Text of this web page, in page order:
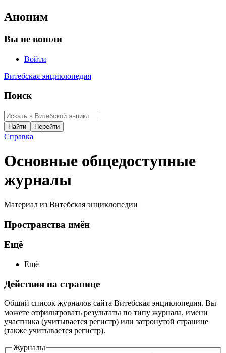
Аноним
Вы не вошли
Войти
Витебская энциклопедия
Поиск
Справка
Основные общедоступные
журналы
Материал из Витебская энциклопедии
Пространства имён
Ещё
Ещё
Действия на странице
Общий список журналов сайта Витебская энциклопедия. Вы
можете отфильтровать результаты по типу журнала, имени
участника (учитывается регистр) или затронутой странице
(также учитывается регистр).
Журналы